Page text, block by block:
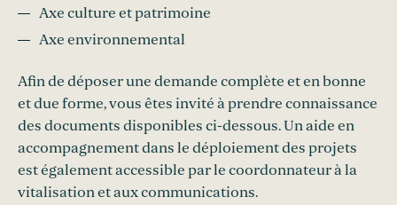
Axe culture et patrimoine
Axe environnemental
Afin de déposer une demande complète et en bonne
et due forme, vous êtes invité à prendre connaissance
des documents disponibles ci-dessous. Un aide en
accompagnement dans le déploiement des projets
est également accessible par le coordonnateur à la
vitalisation et aux communications.